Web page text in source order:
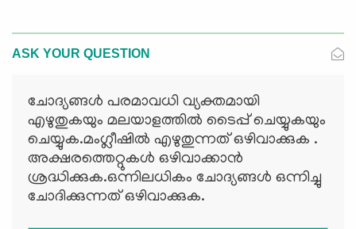
ASK YOUR QUESTION
ചോദ്യങ്ങള്‍ പരമാവധി വ്യക്തമായി
എഴുതുകയും മലയാളത്തില്‍ ടൈപ്പ് ചെയ്യുകയും
ചെയ്യുക.മംഗ്ലീഷില്‍ എഴുതുന്നത് ഒഴിവാക്കുക .
അക്ഷരത്തെറ്റുകള്‍ ഒഴിവാക്കാന്‍
ശ്രദ്ധിക്കുക.ഒന്നിലധികം ചോദ്യങ്ങള്‍ ഒന്നിച്ചു
ചോദിക്കുന്നത് ഒഴിവാക്കുക.